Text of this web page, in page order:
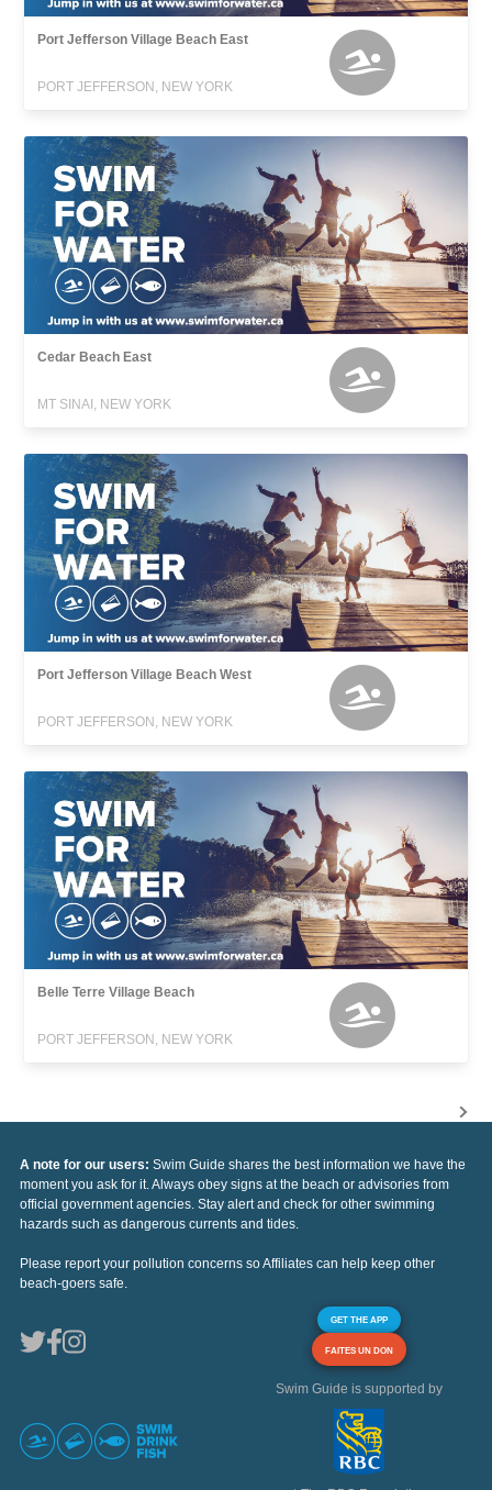
Port Jefferson Village Beach East
PORT JEFFERSON, NEW YORK
Cedar Beach East
MT SINAI, NEW YORK
Port Jefferson Village Beach West
PORT JEFFERSON, NEW YORK
Belle Terre Village Beach
PORT JEFFERSON, NEW YORK
A note for our users: Swim Guide shares the best information we have the
moment you ask for it. Always obey signs at the beach or advisories from
official government agencies. Stay alert and check for other swimming
hazards such as dangerous currents and tides.
Please report your pollution concerns so Affiliates can help keep other
beach-goers safe.
GET THE APP
FAITES UN DON
Swim Guide is supported by